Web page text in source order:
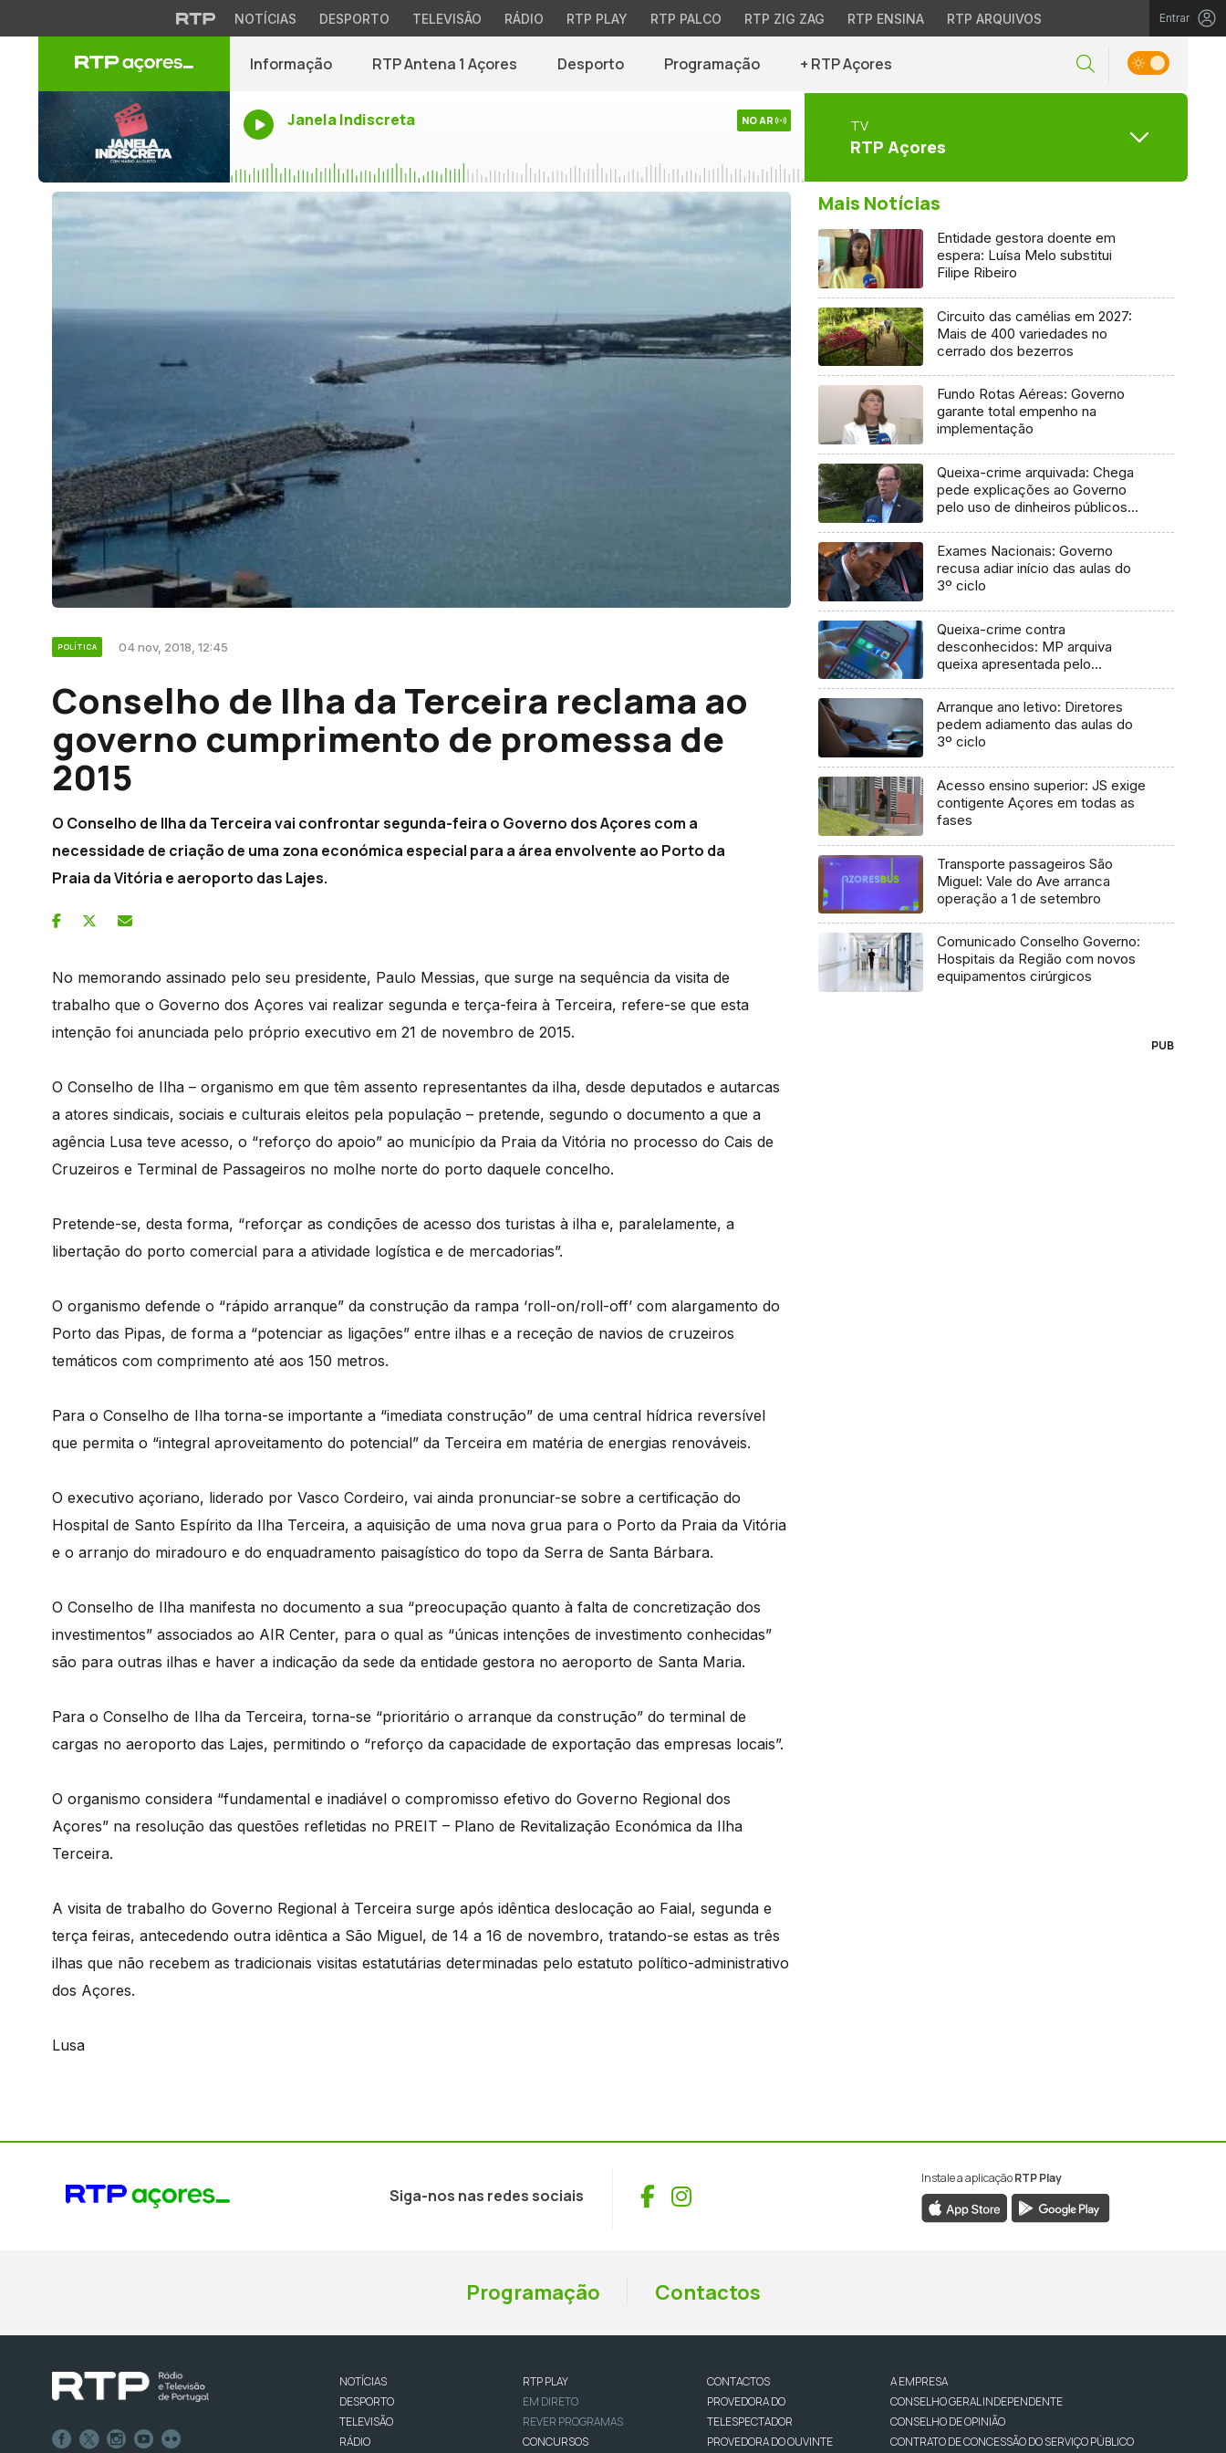
NOTÍCIAS DESPORTO TELEVISÃO RÁDIO RTP PLAY RTP PALCO RTP ZIG ZAG RTP ENSINA RTP ARQUIVOS Entrar
Informação RTP Antena 1 Açores Desporto Programação + RTP Açores
Janela Indiscreta NO AR TV
RTP Açores
POLÍTICA 04 nov, 2018, 12:45
Conselho de Ilha da Terceira reclama ao
governo cumprimento de promessa de
2015
O Conselho de Ilha da Terceira vai confrontar segunda-feira o Governo dos Açores com a
necessidade de criação de uma zona económica especial para a área envolvente ao Porto da
Praia da Vitória e aeroporto das Lajes.
No memorando assinado pelo seu presidente, Paulo Messias, que surge na sequência da visita de
trabalho que o Governo dos Açores vai realizar segunda e terça-feira à Terceira, refere-se que esta
intenção foi anunciada pelo próprio executivo em 21 de novembro de 2015.
O Conselho de Ilha – organismo em que têm assento representantes da ilha, desde deputados e autarcas
a atores sindicais, sociais e culturais eleitos pela população – pretende, segundo o documento a que a
agência Lusa teve acesso, o “reforço do apoio” ao município da Praia da Vitória no processo do Cais de
Cruzeiros e Terminal de Passageiros no molhe norte do porto daquele concelho.
Pretende-se, desta forma, “reforçar as condições de acesso dos turistas à ilha e, paralelamente, a
libertação do porto comercial para a atividade logística e de mercadorias”.
O organismo defende o “rápido arranque” da construção da rampa ‘roll-on/roll-off’ com alargamento do
Porto das Pipas, de forma a “potenciar as ligações” entre ilhas e a receção de navios de cruzeiros
temáticos com comprimento até aos 150 metros.
Para o Conselho de Ilha torna-se importante a “imediata construção” de uma central hídrica reversível
que permita o “integral aproveitamento do potencial” da Terceira em matéria de energias renováveis.
O executivo açoriano, liderado por Vasco Cordeiro, vai ainda pronunciar-se sobre a certificação do
Hospital de Santo Espírito da Ilha Terceira, a aquisição de uma nova grua para o Porto da Praia da Vitória
e o arranjo do miradouro e do enquadramento paisagístico do topo da Serra de Santa Bárbara.
O Conselho de Ilha manifesta no documento a sua “preocupação quanto à falta de concretização dos
investimentos” associados ao AIR Center, para o qual as “únicas intenções de investimento conhecidas”
são para outras ilhas e haver a indicação da sede da entidade gestora no aeroporto de Santa Maria.
Para o Conselho de Ilha da Terceira, torna-se “prioritário o arranque da construção” do terminal de
cargas no aeroporto das Lajes, permitindo o “reforço da capacidade de exportação das empresas locais”.
O organismo considera “fundamental e inadiável o compromisso efetivo do Governo Regional dos
Açores” na resolução das questões refletidas no PREIT – Plano de Revitalização Económica da Ilha
Terceira.
A visita de trabalho do Governo Regional à Terceira surge após idêntica deslocação ao Faial, segunda e
terça feiras, antecedendo outra idêntica a São Miguel, de 14 a 16 de novembro, tratando-se estas as três
ilhas que não recebem as tradicionais visitas estatutárias determinadas pelo estatuto político-administrativo
dos Açores.
Lusa
Mais Notícias
Entidade gestora doente em
espera: Luísa Melo substitui
Filipe Ribeiro
Circuito das camélias em 2027:
Mais de 400 variedades no
cerrado dos bezerros
Fundo Rotas Aéreas: Governo
garante total empenho na
implementação
Queixa-crime arquivada: Chega
pede explicações ao Governo
pelo uso de dinheiros públicos
Exames Nacionais: Governo
recusa adiar início das aulas do
3º ciclo
Queixa-crime contra
desconhecidos: MP arquiva
queixa apresentada pelo
Arranque ano letivo: Diretores
pedem adiamento das aulas do
3º ciclo
Acesso ensino superior: JS exige
contigente Açores em todas as
fases
Transporte passageiros São
Miguel: Vale do Ave arranca
operação a 1 de setembro
Comunicado Conselho Governo:
Hospitais da Região com novos
equipamentos cirúrgicos
PUB
Siga-nos nas redes sociais Facebook
Instagram
Instale a aplicaçãoRTP Play
Programação Contactos
NOTÍCIAS
DESPORTO
TELEVISÃO
RÁDIO
RTP PLAY
EM DIRETO
REVER PROGRAMAS
CONCURSOS
CONTACTOS
PROVEDORA DO
TELESPECTADOR
PROVEDORA DO OUVINTE
A EMPRESA
CONSELHO GERAL INDEPENDENTE
CONSELHO DE OPINIÃO
CONTRATO DE CONCESSÃO DO SERVIÇO PÚBLICO